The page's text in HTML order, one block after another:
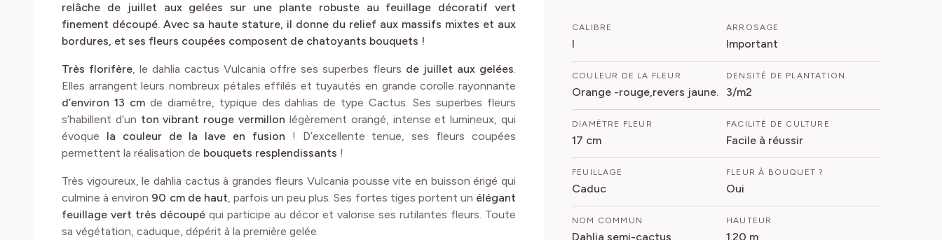
relâche de juillet aux gelées sur une plante robuste au feuillage décoratif vert
finement découpé. Avec sa haute stature, il donne du relief aux massifs mixtes et aux
bordures, et ses fleurs coupées composent de chatoyants bouquets !
Très florifère, le dahlia cactus Vulcania offre ses superbes fleurs de juillet aux gelées.
Elles arrangent leurs nombreux pétales effilés et tuyautés en grande corolle rayonnante
d’environ 13 cm de diamètre, typique des dahlias de type Cactus. Ses superbes fleurs
s’habillent d’un ton vibrant rouge vermillon légèrement orangé, intense et lumineux, qui
évoque la couleur de la lave en fusion ! D’excellente tenue, ses fleurs coupées
permettent la réalisation de bouquets resplendissants !
Très vigoureux, le dahlia cactus à grandes fleurs Vulcania pousse vite en buisson érigé qui
culmine à environ 90 cm de haut, parfois un peu plus. Ses fortes tiges portent un élégant
feuillage vert très découpé qui participe au décor et valorise ses rutilantes fleurs. Toute
sa végétation, caduque, dépérit à la première gelée.
CALIBRE
I
COULEUR DE LA FLEUR
Orange -rouge,revers jaune.
DIAMÈTRE FLEUR
17 cm
FEUILLAGE
Caduc
NOM COMMUN
Dahlia semi-cactus
ARROSAGE
Important
DENSITÉ DE PLANTATION
3/m2
FACILITÉ DE CULTURE
Facile à réussir
FLEUR À BOUQUET ?
Oui
HAUTEUR
1.20 m